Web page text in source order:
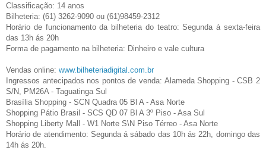
Classificação: 14 anos
Bilheteria: (61) 3262-9090 ou (61)98459-2312
Horário de funcionamento da bilheteria do teatro: Segunda á sexta-feira
das 13h ás 20h
Forma de pagamento na bilheteria: Dinheiro e vale cultura
Vendas online: www.bilheteriadigital.com.br
Ingressos antecipados nos pontos de venda: Alameda Shopping - CSB 2
S/N, PM26A - Taguatinga Sul
Brasília Shopping - SCN Quadra 05 Bl A - Asa Norte
Shopping Pátio Brasil - SCS QD 07 Bl A 3º Piso - Asa Sul
Shopping Liberty Mall - W1 Norte S\N Piso Térreo - Asa Norte
Horário de atendimento: Segunda á sábado das 10h ás 22h, domingo das
14h ás 20h.